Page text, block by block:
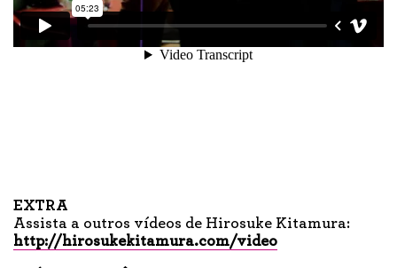
EXTRA
Assista a outros vídeos de Hirosuke Kitamura:
http://hirosukekitamura.com/video